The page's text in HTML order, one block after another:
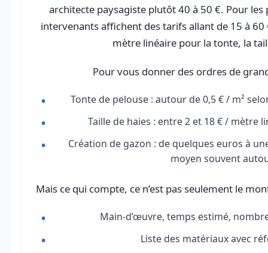
architecte paysagiste plutôt 40 à 50 €. Pour
intervenants affichent des tarifs allant de 15 à 60
mètre linéaire pour la tonte, la
Pour vous donner des ordres de
Tonte de pelouse : autour de 0,5 € / m²
Taille de haies : entre 2 et 18 € / mètre
Création de gazon : de quelques euros à
moyen souvent
Mais ce qui compte, ce n’est pas seulement le
Main-d’œuvre, temps estimé,
Liste des matériaux avec